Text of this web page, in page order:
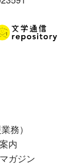
務）
内
ガジン